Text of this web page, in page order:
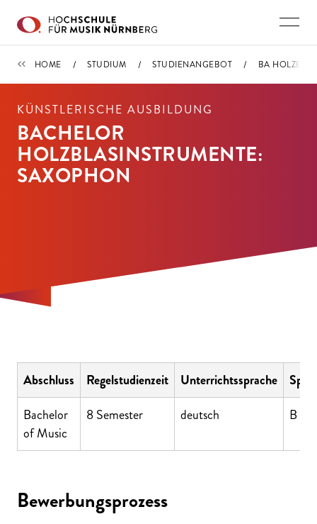
STUDIENANGEBOT
HOME STUDIUM STUDIENANGEBOT BA
KÜNSTLERISCHE AUSBILDUNG
BACHELOR
HOLZBLASINSTRUMENTE:
SAXOPHON
Abschluss Regelstudienzeit Unterrichtssprache
Bachelor
of Music
8 Semester deutsch B 2
Bewerbungsprozess